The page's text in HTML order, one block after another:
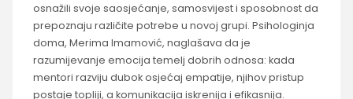
osnažili svoje saosjećanje, samosvijest i sposobnost da
prepoznaju različite potrebe u novoj grupi. Psihologinja
doma, Merima Imamović, naglašava da je
razumijevanje emocija temelj dobrih odnosa: kada
mentori razviju dubok osjećaj empatije, njihov pristup
postaje topliji, a komunikacija iskrenija i efikasnija.